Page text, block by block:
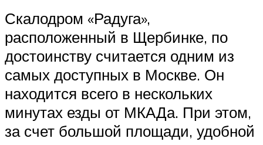
Скалодром «Радуга»,
расположенный в Щербинке, по
достоинству считается одним из
самых доступных в Москве. Он
находится всего в нескольких
минутах езды от МКАДа. При этом,
за счет большой площади, удобной